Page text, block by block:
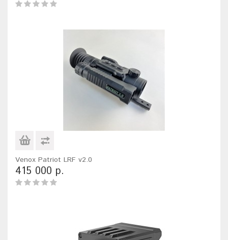
Venox Patriot LRF v2.0
415 000 р.